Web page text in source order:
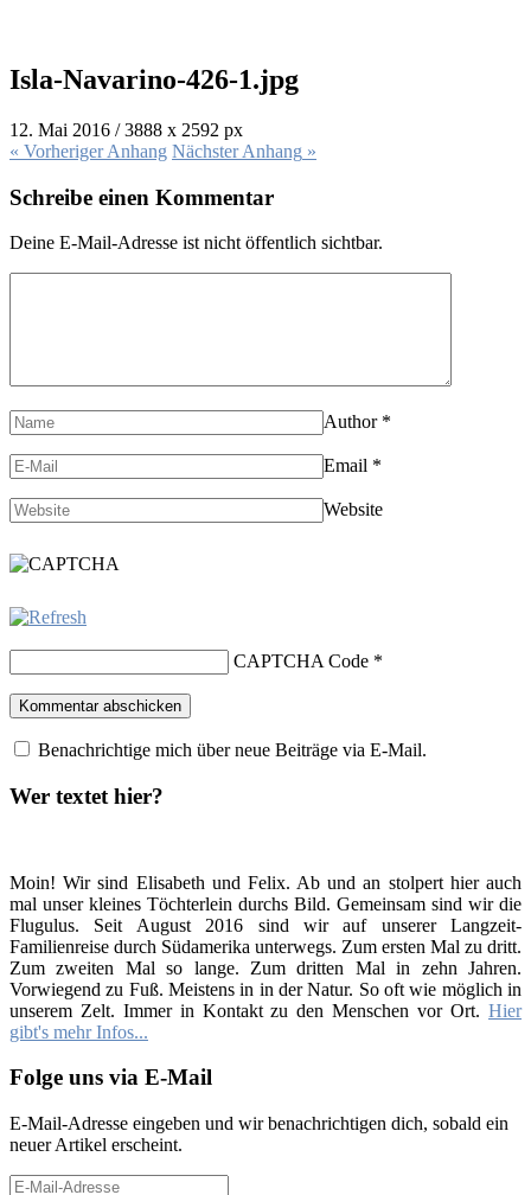
Isla-Navarino-426-1.jpg
12. Mai 2016 /3888 x 2592 px
« VorherigerAnhang NächsterAnhang »
Schreibe einen Kommentar
Deine E-Mail-Adresse ist nicht öffentlich sichtbar.
Author *
Email *
Website
CAPTCHA Code *
Benachrichtige mich über neue Beiträge via E-Mail.
Wer textet hier?
Moin! Wir sind Elisabeth und Felix. Ab und an stolpert hier auch
mal unser kleines Töchterlein durchs Bild. Gemeinsam sind wir die
Flugulus. Seit August 2016 sind wir auf unserer Langzeit-
Familienreise durch Südamerika unterwegs. Zum ersten Mal zu dritt.
Zum zweiten Mal so lange. Zum dritten Mal in zehn Jahren.
Vorwiegend zu Fuß. Meistens in in der Natur. So oft wie möglich in
unserem Zelt. Immer in Kontakt zu den Menschen vor Ort. Hier
gibt's mehr Infos...
Folge uns via E-Mail
E-Mail-Adresse eingeben und wir benachrichtigen dich, sobald ein
neuer Artikel erscheint.
E-